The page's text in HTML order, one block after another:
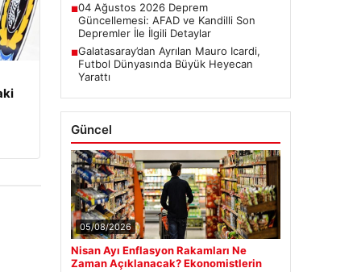
■04 Ağustos 2026 Deprem
Güncellemesi: AFAD ve Kandilli Son
Depremler İle İlgili Detaylar
■Galatasaray’dan Ayrılan Mauro Icardi,
Futbol Dünyasında Büyük Heyecan
Yarattı
Güncel
05/08/2026
Nisan Ayı Enflasyon Rakamları Ne
Zaman Açıklanacak? Ekonomistlerin